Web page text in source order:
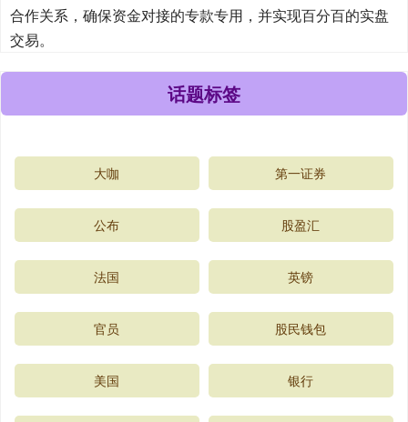
合作关系，确保资金对接的专款专用，并实现百分百的实盘
交易。
话题标签
大咖 第一证券
公布 股盈汇
法国 英镑
官员 股民钱包
美国 银行